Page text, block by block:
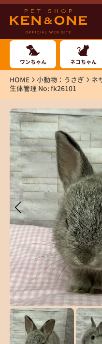
ワンちゃん ネコちゃん
HOME 小動物：うさぎ
ネ
生体管理 No: fk26101